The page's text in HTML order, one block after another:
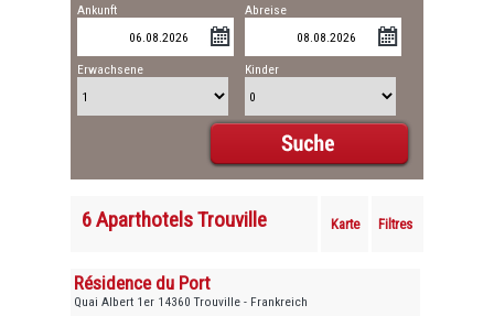
Ankunft Abreise
Erwachsene Kinder
6 Aparthotels Trouville Karte Filtres
Résidence du Port
Quai Albert 1er 14360 Trouville - Frankreich